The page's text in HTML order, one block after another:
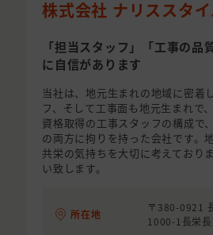
株式会社 ナリススタ
「担当スタッフ」「工事の品
に自信があります
当社は、地元生まれの地域に密着
フ、そして工事面も地元生まれで
資格取得の工事スタッフの構成で
の両方に拘りを持った会社です。
共栄の気持ちを大切に考えており
い致します。
所在地
〒380-0921
1000-1長栄